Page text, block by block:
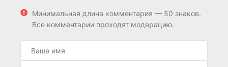
Минимальная длина комментария — 50 знаков.
Все комментарии проходят модерацию.